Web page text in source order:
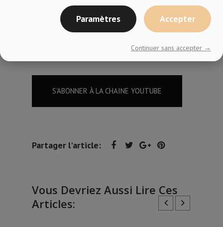
chorégraphies, capsules de
motivation et +, pour vous aider à
améliorer votre santé à plusieurs
S’ABONNER À LA CHAINE YOUTUBE
Partager l'article:
Vous Devriez Aussi Lire Ces
Articles:
Paramètres Accepter
Continuer sans accepter →